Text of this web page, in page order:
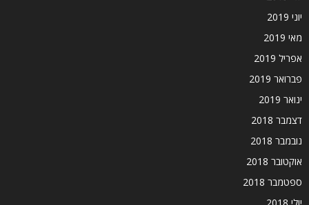
יוני 2019
מאי 2019
אפריל 2019
פברואר 2019
ינואר 2019
דצמבר 2018
נובמבר 2018
אוקטובר 2018
ספטמבר 2018